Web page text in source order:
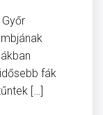
fák
[…]